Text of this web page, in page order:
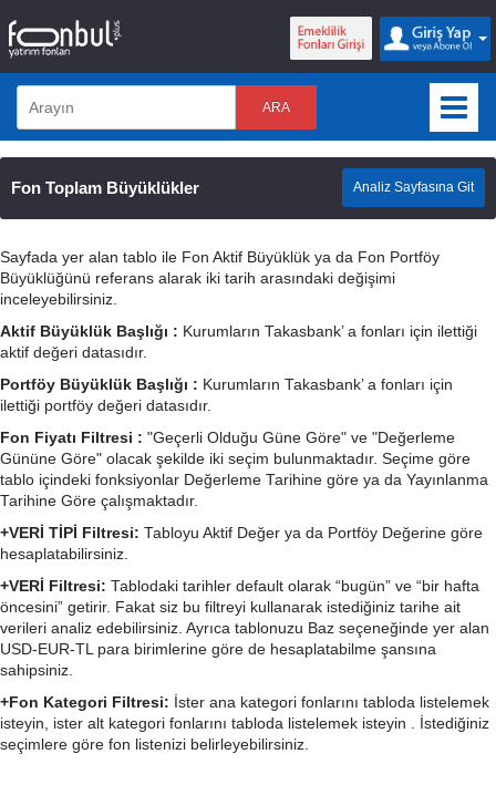
ARA
Fon Toplam Büyüklükler Analiz Sayfasına Git
Sayfada yer alan tablo ile Fon Aktif Büyüklük ya da Fon Portföy
Büyüklüğünü referans alarak iki tarih arasındaki değişimi
inceleyebilirsiniz.
Aktif Büyüklük Başlığı : Kurumların Takasbank’ a fonları için ilettiği
aktif değeri datasıdır.
Portföy Büyüklük Başlığı : Kurumların Takasbank’ a fonları için
ilettiği portföy değeri datasıdır.
Fon Fiyatı Filtresi : "Geçerli Olduğu Güne Göre" ve "Değerleme
Gününe Göre" olacak şekilde iki seçim bulunmaktadır. Seçime göre
tablo içindeki fonksiyonlar Değerleme Tarihine göre ya da Yayınlanma
Tarihine Göre çalışmaktadır.
+VERİ TİPİ Filtresi: Tabloyu Aktif Değer ya da Portföy Değerine göre
hesaplatabilirsiniz.
+VERİ Filtresi: Tablodaki tarihler default olarak “bugün” ve “bir hafta
öncesini” getirir. Fakat siz bu filtreyi kullanarak istediğiniz tarihe ait
verileri analiz edebilirsiniz. Ayrıca tablonuzu Baz seçeneğinde yer alan
USD-EUR-TL para birimlerine göre de hesaplatabilme şansına
sahipsiniz.
+Fon Kategori Filtresi: İster ana kategori fonlarını tabloda listelemek
isteyin, ister alt kategori fonlarını tabloda listelemek isteyin . İstediğiniz
seçimlere göre fon listenizi belirleyebilirsiniz.